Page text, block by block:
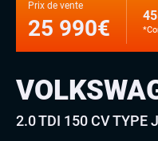
Prix de vente
25 990€
2.0 TDI 150 CV TYPE